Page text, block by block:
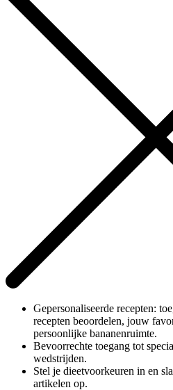
Gepersonaliseerde recepten:
recepten beoordelen, jouw
persoonlijke bananenruimte.
Bevoorrechte toegang tot
wedstrijden.
Stel je dieetvoorkeuren in en
artikelen op.